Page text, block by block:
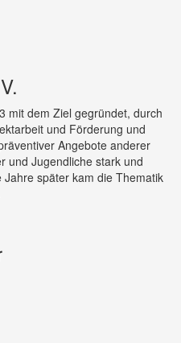
mit dem Ziel gegründet, durch
und Förderung und
Angebote anderer
und Jugendliche stark und
später kam die Thematik